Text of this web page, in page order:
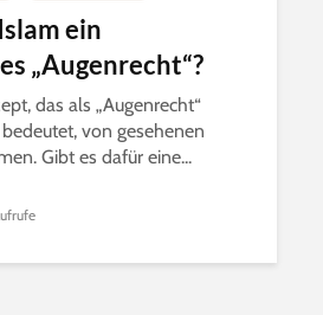
ein
„Augenrecht“?
das als „Augenrecht“
von gesehenen
Gibt es dafür eine...